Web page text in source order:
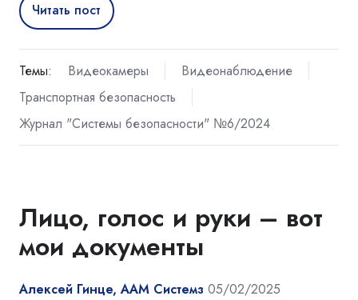
Читать пост
Темы: Видеокамеры
Видеонаблюдение
Транспортная безопасность
Журнал "Системы безопасности" №6/2024
Лицо, голос и руки – вот
мои документы
Алексей Гинце, ААМ Системз 05/02/2025